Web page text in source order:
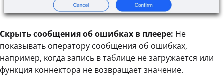
Скрыть сообщения об ошибках в плеере: Не
показывать оператору сообщения об ошибках,
например, когда запись в таблице не загружается или
функция коннектора не возвращает значение.